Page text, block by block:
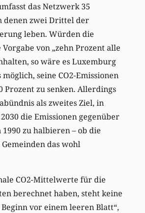
das Netzwerk 35
denen zwei Drittel der
leben. Würden die
von „zehn Prozent alle
so wäre es Luxemburg
seine CO2-Emissionen
Prozent zu senken. Allerdings
als zweites Ziel, in
die Emissionen gegenüber
zu halbieren – ob die
das wohl
CO2-Mittelwerte für die
berechnet haben, steht keine
vor einem leeren Blatt“,